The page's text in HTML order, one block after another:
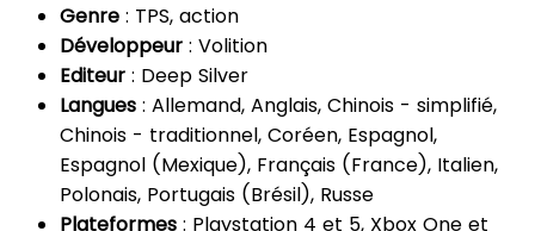
Genre : TPS, action
Développeur : Volition
Editeur : Deep Silver
Langues : Allemand, Anglais, Chinois - simplifié,
Chinois - traditionnel, Coréen, Espagnol,
Espagnol (Mexique), Français (France), Italien,
Polonais, Portugais (Brésil), Russe
Plateformes : Playstation 4 et 5, Xbox One et